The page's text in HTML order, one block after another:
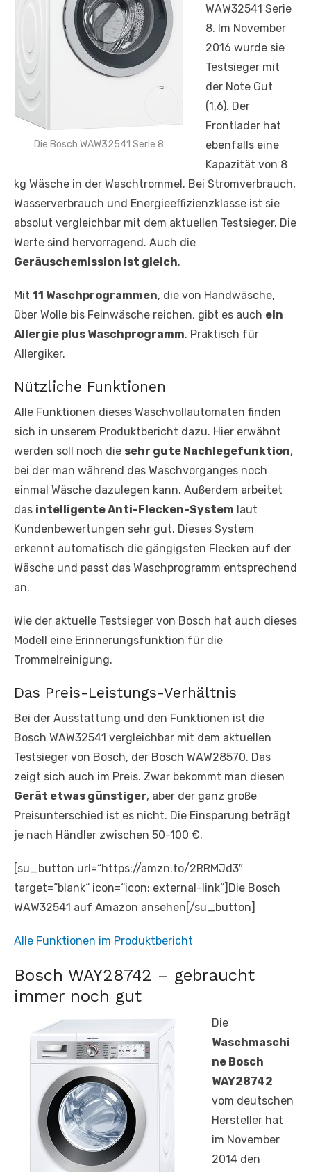
Die Bosch WAW32541 Serie 8
WAW32541 Serie
8. Im November
2016 wurde sie
Testsieger mit
der Note Gut
(1,6). Der
Frontlader hat
ebenfalls eine
Kapazität von 8
kg Wäsche in der Waschtrommel. Bei Stromverbrauch,
Wasserverbrauch und Energieeffizienzklasse ist sie
absolut vergleichbar mit dem aktuellen Testsieger. Die
Werte sind hervorragend. Auch die
Geräuschemission ist gleich.
Mit 11 Waschprogrammen, die von Handwäsche,
über Wolle bis Feinwäsche reichen, gibt es auch ein
Allergie plus Waschprogramm. Praktisch für
Allergiker.
Nützliche Funktionen
Alle Funktionen dieses Waschvollautomaten finden
sich in unserem Produktbericht dazu. Hier erwähnt
werden soll noch die sehr gute Nachlegefunktion,
bei der man während des Waschvorganges noch
einmal Wäsche dazulegen kann. Außerdem arbeitet
das intelligente Anti-Flecken-System laut
Kundenbewertungen sehr gut. Dieses System
erkennt automatisch die gängigsten Flecken auf der
Wäsche und passt das Waschprogramm entsprechend
an.
Wie der aktuelle Testsieger von Bosch hat auch dieses
Modell eine Erinnerungsfunktion für die
Trommelreinigung.
Das Preis-Leistungs-Verhältnis
Bei der Ausstattung und den Funktionen ist die
Bosch WAW32541 vergleichbar mit dem aktuellen
Testsieger von Bosch, der Bosch WAW28570. Das
zeigt sich auch im Preis. Zwar bekommt man diesen
Gerät etwas günstiger, aber der ganz große
Preisunterschied ist es nicht. Die Einsparung beträgt
je nach Händler zwischen 50-100 €.
[su_button url=“https://amzn.to/2RRMJd3″
target=“blank“ icon=“icon: external-link“]Die Bosch
WAW32541 auf Amazon ansehen[/su_button]
Alle Funktionen im Produktbericht
Bosch WAY28742 – gebraucht
immer noch gut
Die
Waschmaschi
ne Bosch
WAY28742
vom deutschen
Hersteller hat
im November
2014 den